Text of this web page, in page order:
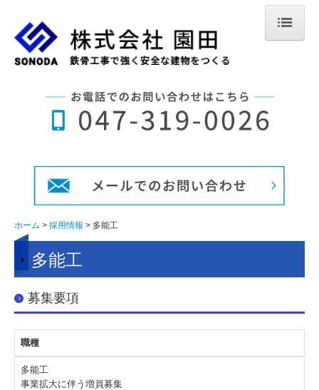
ホーム
業務案内
施工事例
鉄骨鳶・鍛冶工 （経験５年以上）
鉄骨鳶・鍛冶工 （経験５年未満）
多能工
工場スタッフ
グループ会社について
お問い合わせ
ホーム 採用情報 多能工
多能工
募集要項
職種
多能工
事業拡大に伴う増員募集